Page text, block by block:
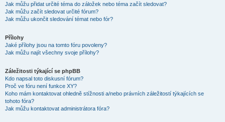
Jak můžu přidat určité téma do záložek nebo téma začít sledovat?
Jak můžu začít sledovat určité fórum?
Jak můžu ukončit sledování témat nebo fór?
Přílohy
Jaké přílohy jsou na tomto fóru povoleny?
Jak můžu najít všechny svoje přílohy?
Záležitosti týkající se phpBB
Kdo napsal toto diskusní fórum?
Proč ve fóru není funkce XY?
Koho mám kontaktovat ohledně stížnosti a/nebo právních záležitostí týkajících se
tohoto fóra?
Jak můžu kontaktovat administrátora fóra?